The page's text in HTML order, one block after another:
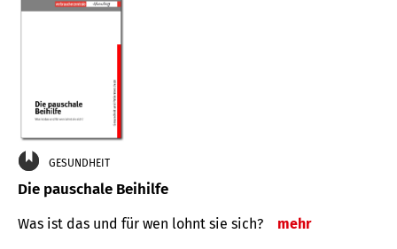
GESUNDHEIT
Die pauschale Beihilfe
Was ist das und für wen lohnt sie sich? mehr